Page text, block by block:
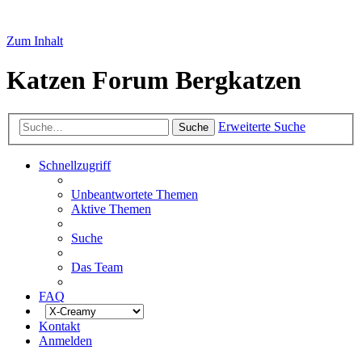
Zum Inhalt
Katzen Forum Bergkatzen
Suche Erweiterte Suche
Schnellzugriff
Unbeantwortete Themen
Aktive Themen
Suche
Das Team
FAQ
Kontakt
Anmelden